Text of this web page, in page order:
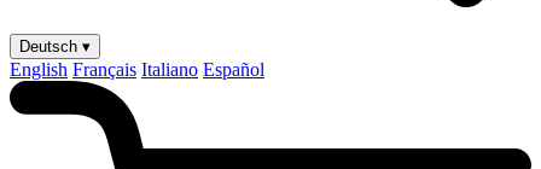
Deutsch ▾
English Français Italiano Español